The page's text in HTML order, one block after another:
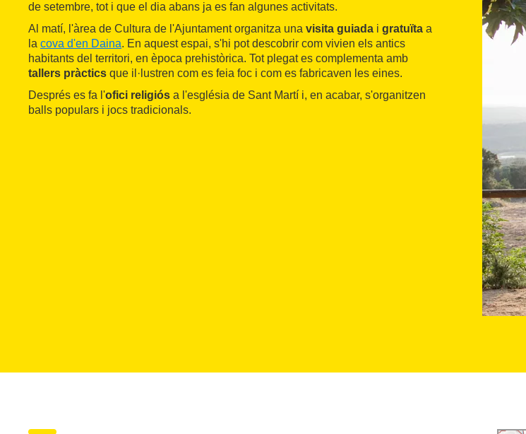
de setembre, tot i que el dia abans ja es fan algunes activitats.
Al matí, l'àrea de Cultura de l'Ajuntament organitza una visita guiada i gratuïta a
la cova d'en Daina. En aquest espai, s'hi pot descobrir com vivien els antics
habitants del territori, en època prehistòrica. Tot plegat es complementa amb
tallers pràctics que il·lustren com es feia foc i com es fabricaven les eines.
Després es fa l'ofici religiós a l'església de Sant Martí i, en acabar, s'organitzen
balls populars i jocs tradicionals.